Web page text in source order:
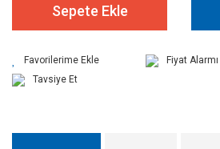
Sepete Ekle
Fiyat Alarmı
Tavsiye Et